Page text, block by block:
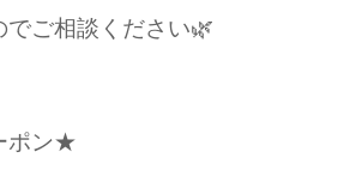
ご相談ください🌿
ポン★